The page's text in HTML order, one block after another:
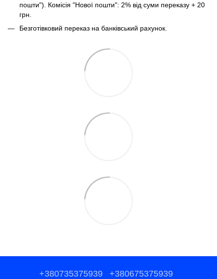
пошти"). Комісія "Нової пошти": 2% від суми переказу + 20
грн.
Безготівковий переказ на банківський рахунок.
+380735375939 +380675375939